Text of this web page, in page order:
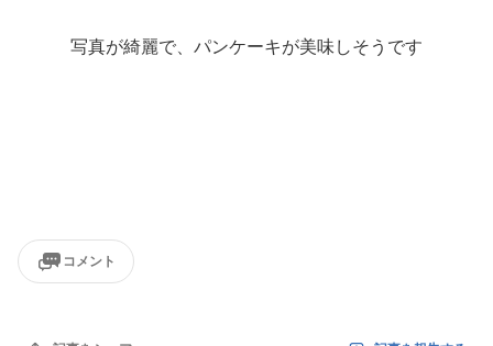
写真が綺麗で、パンケーキが美味しそうです
コメント